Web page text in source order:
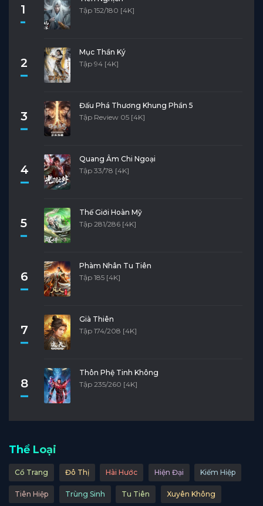
1
Tập 152/180 [4K]
2
Mục Thần Ký
Tập 94 [4K]
3
Đấu Phá Thương Khung Phần 5
Tập Review 05 [4K]
4
Quang Âm Chi Ngoại
Tập 33/78 [4K]
5
Thế Giới Hoàn Mỹ
Tập 281/286 [4K]
6
Phàm Nhân Tu Tiên
Tập 185 [4K]
7
Già Thiên
Tập 174/208 [4K]
8
Thôn Phệ Tinh Không
Tập 235/260 [4K]
Thể Loại
Cổ Trang Đô Thị Hài Hước Hiện Đại Kiếm Hiệp
Tiên Hiệp Trùng Sinh Tu Tiên Xuyên Không